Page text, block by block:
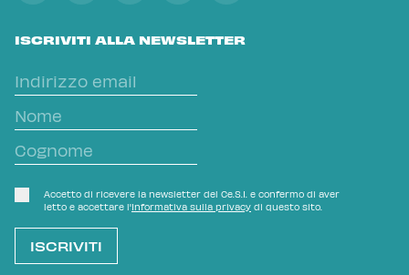
ISCRIVITI ALLA NEWSLETTER
Accetto di ricevere la newsletter del Ce.S.I. e confermo di aver
letto e accettare l'Informativa sulla privacy di questo sito.